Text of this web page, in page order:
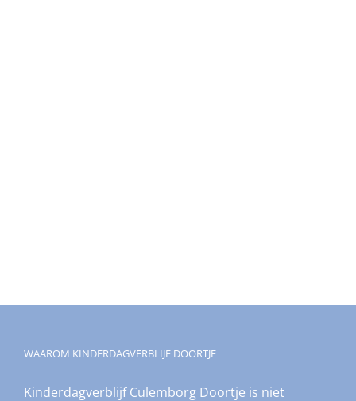
WAAROM KINDERDAGVERBLIJF DOORTJE
Kinderdagverblijf Culemborg Doortje is niet